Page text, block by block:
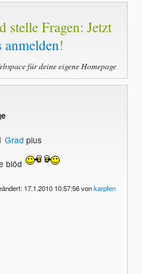
stelle Fragen: Jetzt
anmelden!
für deine eigene Homepage
Grad plus
blöd
17.1.2010 10:57:56 vonkarpfen